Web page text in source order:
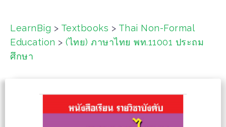
n
LearnBig > Textbooks > Thai Non-Formal
Education > (ไทย) ภาษาไทย พท.11001 ประถม
ศึกษา